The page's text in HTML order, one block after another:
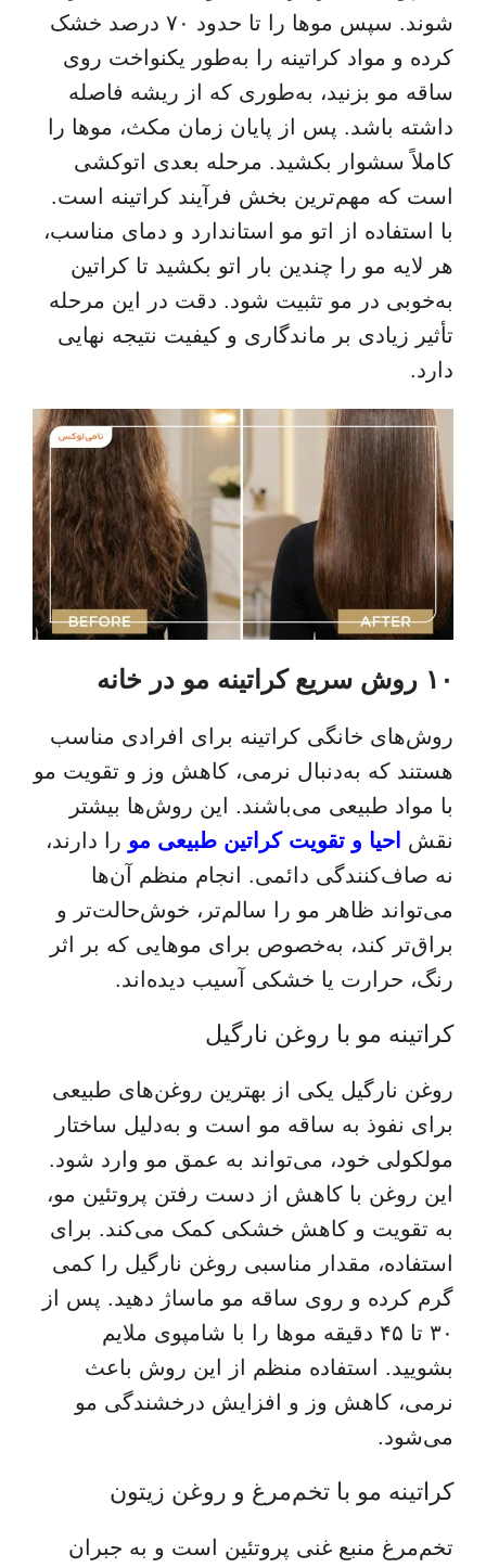
شوند. سپس موها را تا حدود ۷۰ درصد خشک
کرده و مواد کراتینه را به‌طور یکنواخت روی
ساقه مو بزنید، به‌طوری که از ریشه فاصله
داشته باشد. پس از پایان زمان مکث، موها را
کاملاً سشوار بکشید. مرحله بعدی اتوکشی
است که مهم‌ترین بخش فرآیند کراتینه است.
با استفاده از اتو مو استاندارد و دمای مناسب،
هر لایه مو را چندین بار اتو بکشید تا کراتین
به‌خوبی در مو تثبیت شود. دقت در این مرحله
تأثیر زیادی بر ماندگاری و کیفیت نتیجه نهایی
دارد.
۱۰ روش سریع کراتینه مو در خانه
روش‌های خانگی کراتینه برای افرادی مناسب
هستند که به‌دنبال نرمی، کاهش وز و تقویت مو
با مواد طبیعی می‌باشند. این روش‌ها بیشتر
نقش احیا و تقویت کراتین طبیعی مو را دارند،
نه صاف‌کنندگی دائمی. انجام منظم آن‌ها
می‌تواند ظاهر مو را سالم‌تر، خوش‌حالت‌تر و
براق‌تر کند، به‌خصوص برای موهایی که بر اثر
رنگ، حرارت یا خشکی آسیب دیده‌اند.
کراتینه مو با روغن نارگیل
روغن نارگیل یکی از بهترین روغن‌های طبیعی
برای نفوذ به ساقه مو است و به‌دلیل ساختار
مولکولی خود، می‌تواند به عمق مو وارد شود.
این روغن با کاهش از دست رفتن پروتئین مو،
به تقویت و کاهش خشکی کمک می‌کند. برای
استفاده، مقدار مناسبی روغن نارگیل را کمی
گرم کرده و روی ساقه مو ماساژ دهید. پس از
۳۰ تا ۴۵ دقیقه موها را با شامپوی ملایم
بشویید. استفاده منظم از این روش باعث
نرمی، کاهش وز و افزایش درخشندگی مو
می‌شود.
کراتینه مو با تخم‌مرغ و روغن زیتون
تخم‌مرغ منبع غنی پروتئین است و به جبران